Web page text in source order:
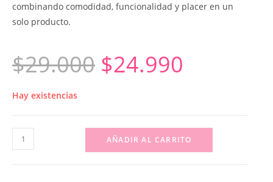
combinando comodidad, funcionalidad y placer en un
solo producto.
$29.000 $24.990
Hay existencias
AÑADIR AL CARRITO